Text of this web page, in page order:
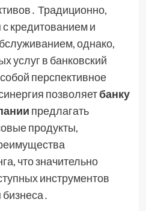
Традиционно,
кредитованием и
однако,
услуг в банковский
перспективное
позволяетбанку
предлагать
продукты,
что значительно
инструментов